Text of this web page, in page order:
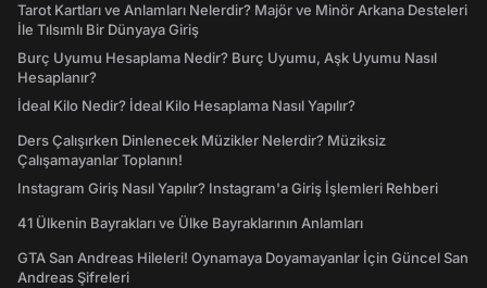
Tarot Kartları ve Anlamları Nelerdir? Majör ve Minör Arkana Desteleri
İle Tılsımlı Bir Dünyaya Giriş
Burç Uyumu Hesaplama Nedir? Burç Uyumu, Aşk Uyumu Nasıl
Hesaplanır?
İdeal Kilo Nedir? İdeal Kilo Hesaplama Nasıl Yapılır?
Ders Çalışırken Dinlenecek Müzikler Nelerdir? Müziksiz
Çalışamayanlar Toplanın!
Instagram Giriş Nasıl Yapılır? Instagram'a Giriş İşlemleri Rehberi
41 Ülkenin Bayrakları ve Ülke Bayraklarının Anlamları
GTA San Andreas Hileleri! Oynamaya Doyamayanlar İçin Güncel San
Andreas Şifreleri